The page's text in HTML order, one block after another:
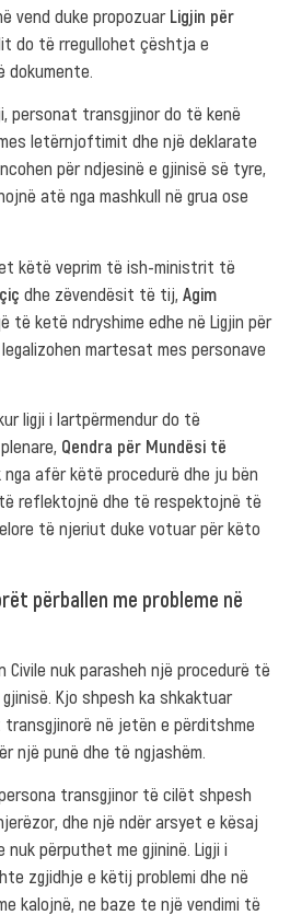
vend duke propozuar Ligjin për
do të rregullohet çështja e
dokumente.
personat transgjinor do të kenë
letërnjoftimit dhe një deklarate
për ndjesinë e gjinisë së tyre,
atë nga mashkull në grua ose
këtë veprim të ish-ministrit të
dhe zëvendësit të tij, Agim
të ketë ndryshime edhe në Ligjin për
martesat mes personave
ligji i lartpërmendur do të
Qendra për Mundësi të
nga afër këtë procedurë dhe ju bën
reflektojnë dhe të respektojnë të
të njeriut duke votuar për këto
përballen me probleme në
Civile nuk parasheh një procedurë të
Kjo shpesh ka shkaktuar
transgjinorë në jetën e përditshme
një punë dhe të ngjashëm.
transgjinor të cilët shpesh
dhe një ndër arsyet e kësaj
përputhet me gjininë. Ligji i
zgjidhje e këtij problemi dhe në
kalojnë, ne baze te një vendimi të